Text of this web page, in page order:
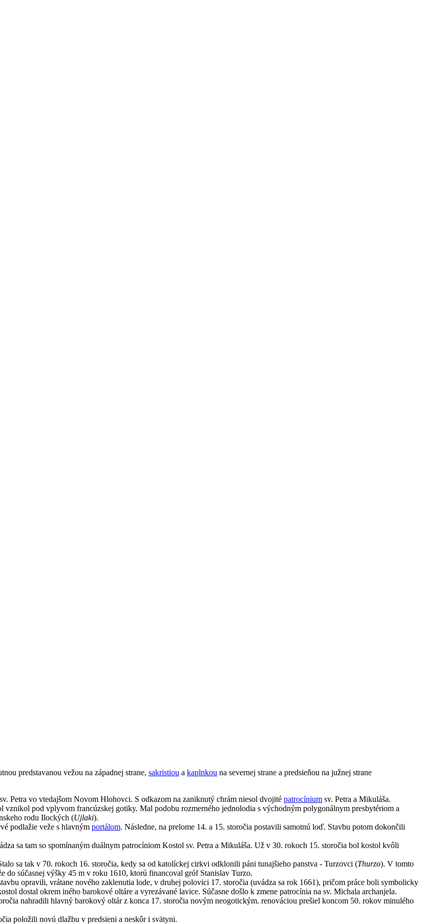
predstavanou vežou na západnej strane, sakristiou a kaplnkou na severnej strane a predsieňou na južnej strane
Petra vo vtedajšom Novom Hlohovci. S odkazom na zaniknutý chrám niesol dvojité patrocínium sv. Petra a Mikuláša.
pod vplyvom francúzskej gotiky. Mal podobu rozmerného jednolodia s východným polygonálnym presbytériom a
rodu Ilockých (Ujlaki).
podlažie veže s hlavným portálom. Následne, na prelome 14. a 15. storočia postavili samotnú loď. Stavbu potom dokončili
sa tam so spomínaným duálnym patrocíniom Kostol sv. Petra a Mikuláša. Už v 30. rokoch 15. storočia bol kostol kvôli
sa tak v 70. rokoch 16. storočia, kedy sa od katolíckej cirkvi odklonili páni tunajšieho panstva - Turzovci (Thurzo). V tomto
do súčasnej výšky 45 m v roku 1610, ktorú financoval gróf Stanislav Turzo.
opravili, vrátane nového zaklenutia lode, v druhej polovici 17. storočia (uvádza sa rok 1661), pričom práce boli symbolicky
dostal okrem iného barokové oltáre a vyrezávané lavice. Súčasne došlo k zmene patrocínia na sv. Michala archanjela.
nahradili hlavný barokový oltár z konca 17. storočia novým neogotickým. renováciou prešiel koncom 50. rokov minulého
položili novú dlažbu v predsieni a neskôr i svätyni.